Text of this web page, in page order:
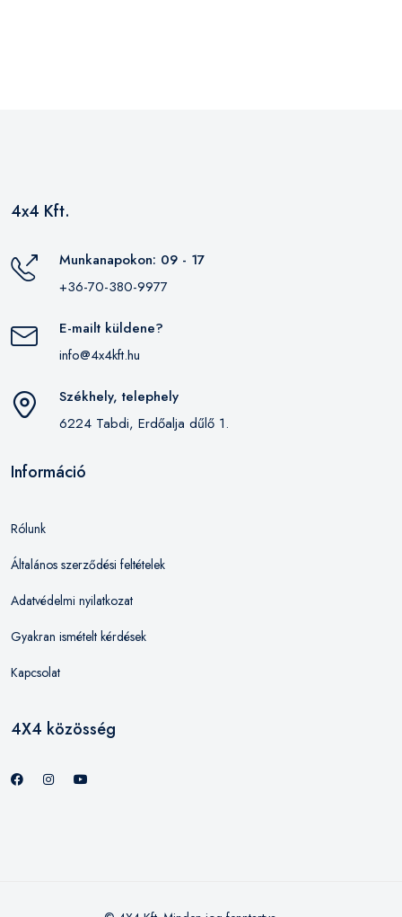
4x4 Kft.
Munkanapokon: 09 - 17
+36-70-380-9977
E-mailt küldene?
info@4x4kft.hu
Székhely, telephely
6224 Tabdi, Erdőalja dűlő 1.
Információ
Rólunk
Általános szerződési feltételek
Adatvédelmi nyilatkozat
Gyakran ismételt kérdések
Kapcsolat
4X4 közösség